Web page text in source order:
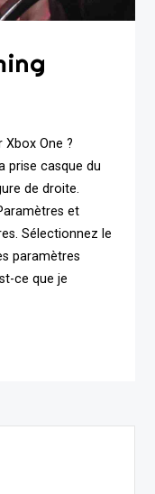
One ?
prise casque du
de droite.
et
Sélectionnez le
paramètres
ce que je